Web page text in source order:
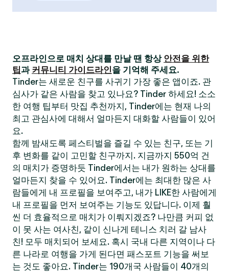
오프라인으로 매치 상대를 만날 땐 항상 안전을 위한
팁과 커뮤니티 가이드라인을 기억해 주세요.
Tinder는 새로운 친구를 사귀기 가장 좋은 앱이죠. 관
심사가 같은 사람을 찾고 있나요? Tinder 하세요! 소소
한 여행 팁부터 맛집 추천까지, Tinder에는 현재 나의
최고 관심사에 대해서 얼마든지 대화할 사람들이 있어
요.
함께 밤새도록 페스티벌을 즐길 수 있는 친구, 또는 기
후 변화를 같이 고민할 친구까지. 지금까지 550억 건
의 매치가 증명하듯 Tinder에서는 내가 원하는 상대를
얼마든지 찾을 수 있어요. Tinder에는 최대한 많은 사
람들에게 내 프로필을 보여주고, 내가 LIKE한 사람에게
내 프로필을 먼저 보여주는 기능도 있답니다. 이제 훨
씬 더 효율적으로 매치가 이뤄지겠죠? 나만큼 커피 없
이 못 사는 여사친, 같이 신나게 테니스 치러 갈 남사
친! 모두 매치되어 보세요. 혹시 국내 다른 지역이나 다
른 나라로 여행을 가게 된다면 패스포트 기능을 써보
는 것도 좋아요. Tinder는 190개국 사람들이 40개의